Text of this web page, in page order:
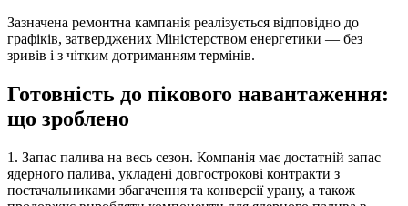
Зазначена ремонтна кампанія реалізується відповідно до
графіків, затверджених Міністерством енергетики — без
зривів і з чітким дотриманням термінів.
Готовність до пікового навантаження:
що зроблено
1. Запас палива на весь сезон. Компанія має достатній запас
ядерного палива, укладені довгострокові контракти з
постачальниками збагачення та конверсії урану, а також